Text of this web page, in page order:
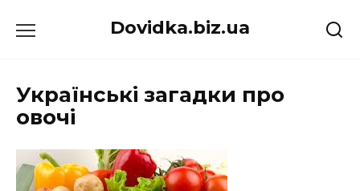
до
Dovidka.biz.ua
Українські загадки про
овочі